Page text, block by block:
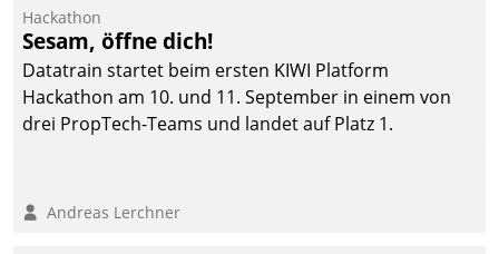
Hackathon
Sesam, öffne dich!
Datatrain startet beim ersten KIWI Platform
Hackathon am 10. und 11. September in einem von
drei PropTech-Teams und landet auf Platz 1.
Andreas Lerchner